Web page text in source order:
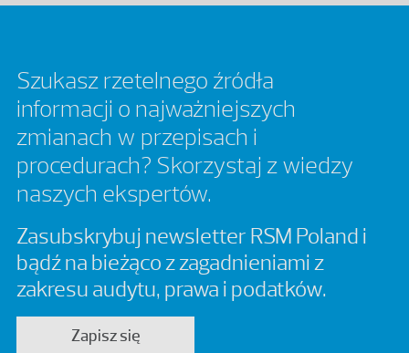
Szukasz rzetelnego źródła
informacji o najważniejszych
zmianach w przepisach i
procedurach? Skorzystaj z wiedzy
naszych ekspertów.
Zasubskrybuj newsletter RSM Poland i
bądź na bieżąco z zagadnieniami z
zakresu audytu, prawa i podatków.
Zapisz się